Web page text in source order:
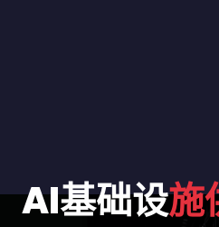
AI基础设施